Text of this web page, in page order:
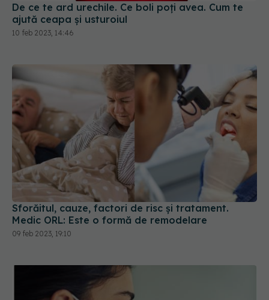
De ce te ard urechile. Ce boli poți avea. Cum te
ajută ceapa și usturoiul
10 feb 2023, 14:46
Sforăitul, cauze, factori de risc și tratament.
Medic ORL: Este o formă de remodelare
09 feb 2023, 19:10